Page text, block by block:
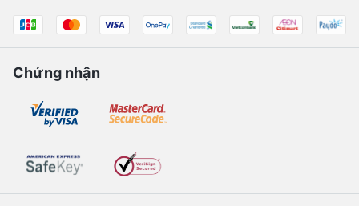
Chứng nhận